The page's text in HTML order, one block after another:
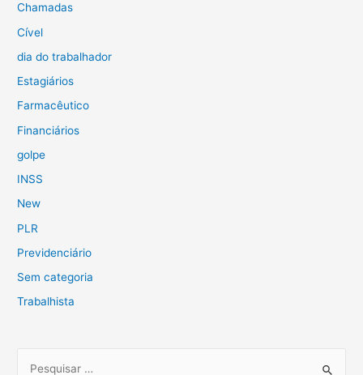
Chamadas
Cível
dia do trabalhador
Estagiários
Farmacêutico
Financiários
golpe
INSS
New
PLR
Previdenciário
Sem categoria
Trabalhista